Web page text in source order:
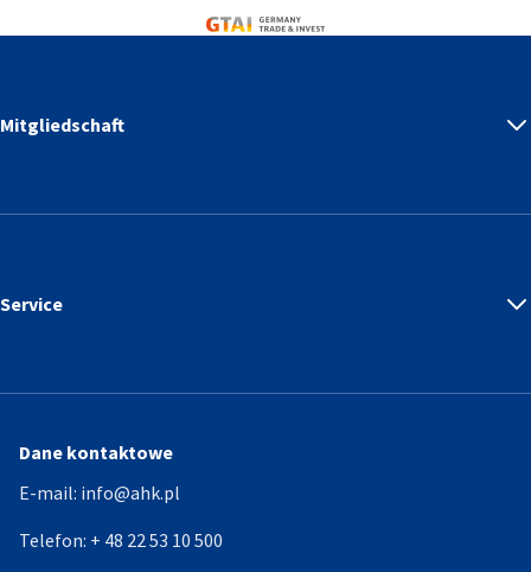
Germany Trade & Invest
Mitgliedschaft
Service
Dane kontaktowe
E-mail: info@ahk.pl
Telefon: + 48 22 53 10 500